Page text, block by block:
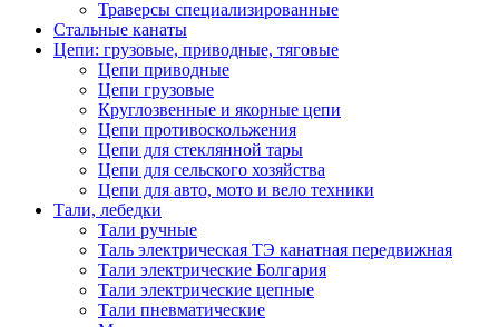
Траверсы специализированные
Стальные канаты
Цепи: грузовые, приводные, тяговые
Цепи приводные
Цепи грузовые
Круглозвенные и якорные цепи
Цепи противоскольжения
Цепи для стеклянной тары
Цепи для сельского хозяйства
Цепи для авто, мото и вело техники
Тали, лебедки
Тали ручные
Таль электрическая ТЭ канатная передвижная
Тали электрические Болгария
Тали электрические цепные
Тали пневматические